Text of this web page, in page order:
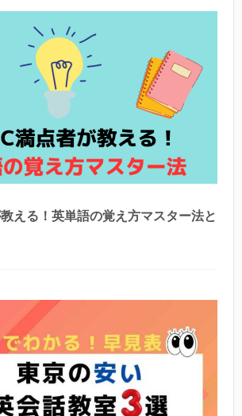
える！英単語の覚え方マスター法と